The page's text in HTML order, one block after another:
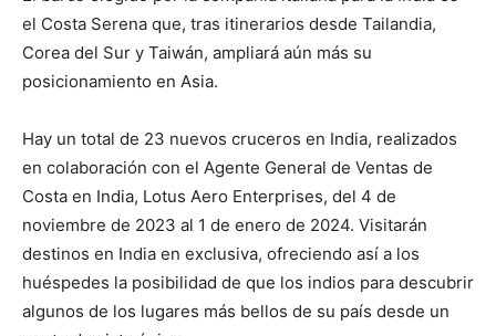
el Costa Serena que, tras itinerarios desde Tailandia,
Corea del Sur y Taiwán, ampliará aún más su
posicionamiento en Asia.
Hay un total de 23 nuevos cruceros en India, realizados
en colaboración con el Agente General de Ventas de
Costa en India, Lotus Aero Enterprises, del 4 de
noviembre de 2023 al 1 de enero de 2024. Visitarán
destinos en India en exclusiva, ofreciendo así a los
huéspedes la posibilidad de que los indios para descubrir
algunos de los lugares más bellos de su país desde un